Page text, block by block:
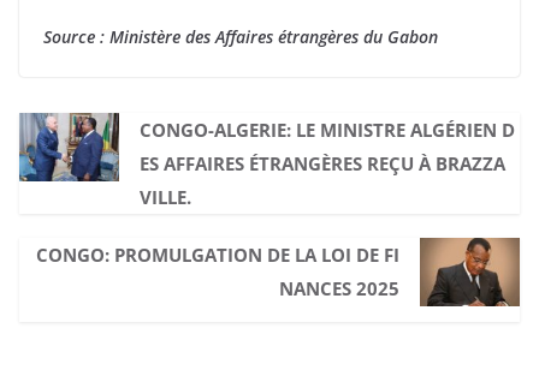
Source : Ministère des Affaires étrangères du Gabon
CONGO-ALGERIE: LE MINISTRE ALGÉRIEN D
ES AFFAIRES ÉTRANGÈRES REÇU À BRAZZA
VILLE.
CONGO: PROMULGATION DE LA LOI DE FI
NANCES 2025